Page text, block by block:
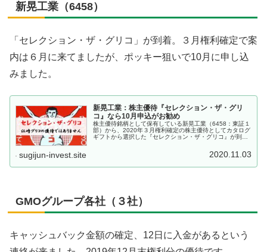
新晃工業（6458）
「セレクション・ザ・グリコ」が到着。３月権利確定で案
内は６月に来てましたが、ポッキー狙いで10月に申し込
みました。
新晃工業：株主優待『セレクション・ザ・グリ
コ』なら10月申込がお勧め
株主優待銘柄として保有している新晃工業（6458：東証１
部）から、2020年３月権利確定の株主優待としてカタログ
ギフトから選択した『セレクション・ザ・グリコ』が到着
sugijun-invest.site 2020.11.03
GMOグループ各社（３社）
キャッシュバック金額の確定、12日に入金があるという